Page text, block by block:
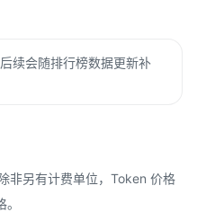
续会随排行榜数据更新补
非另有计费单位，Token 价格